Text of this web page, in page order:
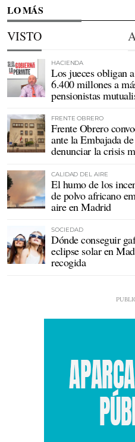
LO MÁS
VISTO
HACIENDA
Los jueces obligan
6.400 millones a
pensionistas
FRENTE OBRERO
Frente Obrero
ante la Embajada
denunciar la crisis
CALIDAD DEL AIRE
El humo de los
de polvo africano
aire en Madrid
SOCIEDAD
Dónde conseguir
eclipse solar en
recogida